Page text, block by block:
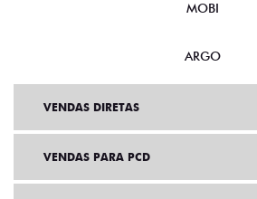
MOBI
ARGO
VENDAS DIRETAS
VENDAS PARA PCD